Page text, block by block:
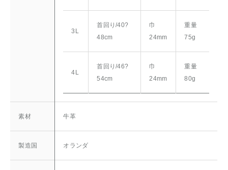
3L
首回り/40?
48cm
巾
24mm
重量
75g
4L
首回り/46?
54cm
巾
24mm
重量
80g
素材 牛革
製造国 オランダ